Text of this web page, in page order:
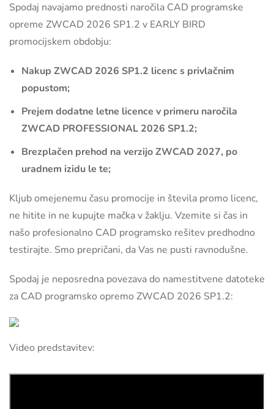
Spodaj navajamo prednosti naročila CAD programske
opreme ZWCAD 2026 SP1.2 v EARLY BIRD
promocijskem obdobju:
Nakup ZWCAD 2026 SP1.2 licenc s privlačnim
popustom;
Prejem dodatne letne licence v primeru naročila
ZWCAD PROFESSIONAL 2026 SP1.2;
Brezplačen prehod na verzijo ZWCAD 2027, po
uradnem izidu le te;
Kljub omejenemu času promocije in števila promo licenc,
ne hitite in ne kupujte mačka v žaklju. Vzemite si čas in
našo profesionalno CAD programsko rešitev predhodno
testirajte. Smo prepričani, da Vas ne pusti ravnodušne.
Spodaj je neposredna povezava do namestitvene datoteke
za CAD programsko opremo ZWCAD 2026 SP1.2:
Video predstavitev: